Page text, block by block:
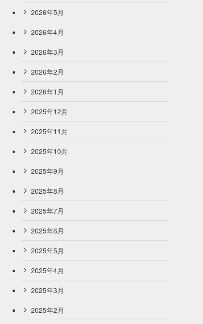
2026年5月
2026年4月
2026年3月
2026年2月
2026年1月
2025年12月
2025年11月
2025年10月
2025年9月
2025年8月
2025年7月
2025年6月
2025年5月
2025年4月
2025年3月
2025年2月